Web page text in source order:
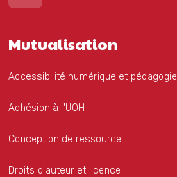
Mutualisation
Accessibilité numérique et pédagogie
Adhésion à l'UOH
Conception de ressource
Droits d'auteur et licence